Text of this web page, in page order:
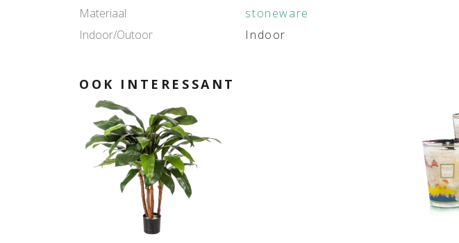
Materiaal
stoneware
Indoor/Outoor
Indoor
OOK INTERESSANT